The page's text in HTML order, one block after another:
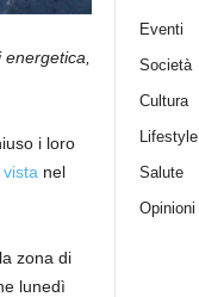
i loro
nel
zona di
lunedì
Eventi
Società
Cultura
Lifestyle
Salute
Opinioni